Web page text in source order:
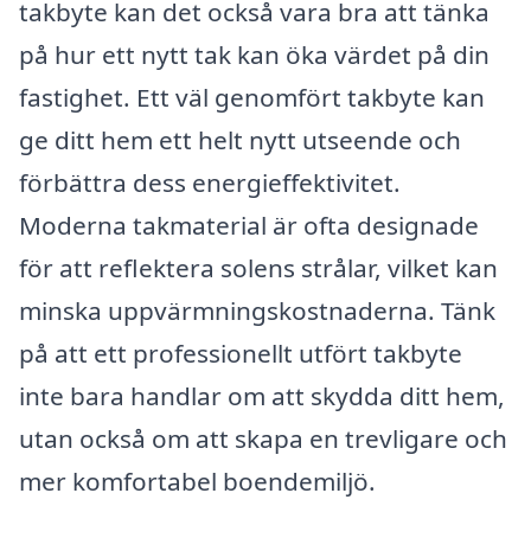
takbyte kan det också vara bra att tänka
på hur ett nytt tak kan öka värdet på din
fastighet. Ett väl genomfört takbyte kan
ge ditt hem ett helt nytt utseende och
förbättra dess energieffektivitet.
Moderna takmaterial är ofta designade
för att reflektera solens strålar, vilket kan
minska uppvärmningskostnaderna. Tänk
på att ett professionellt utfört takbyte
inte bara handlar om att skydda ditt hem,
utan också om att skapa en trevligare och
mer komfortabel boendemiljö.